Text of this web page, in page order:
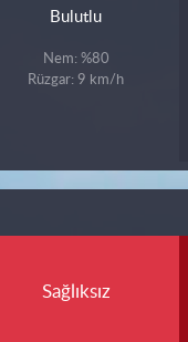
Bulutlu
Nem: %80
Rüzgar: 9 km/h
Sağlıksız